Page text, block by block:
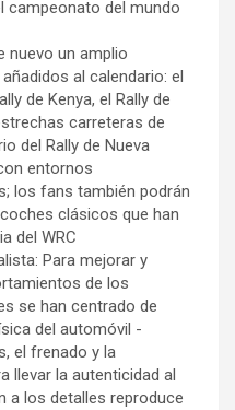
campeonato del mundo
nuevo un amplio
al calendario: el
de Kenya, el Rally de
carreteras de
del Rally de Nueva
entornos
los fans también podrán
clásicos que han
del WRC
Para mejorar y
de los
se han centrado de
del automóvil -
el frenado y la
llevar la autenticidad al
a los detalles reproduce